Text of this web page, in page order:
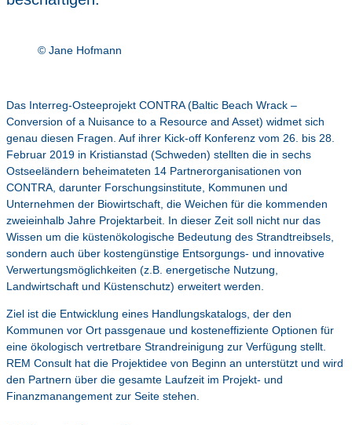
© Jane Hofmann
Das Interreg-Osteeprojekt CONTRA (Baltic Beach Wrack –
Conversion of a Nuisance to a Resource and Asset) widmet sich
genau diesen Fragen. Auf ihrer Kick-off Konferenz vom 26. bis 28.
Februar 2019 in Kristianstad (Schweden) stellten die in sechs
Ostseeländern beheimateten 14 Partnerorganisationen von
CONTRA, darunter Forschungsinstitute, Kommunen und
Unternehmen der Biowirtschaft, die Weichen für die kommenden
zweieinhalb Jahre Projektarbeit. In dieser Zeit soll nicht nur das
Wissen um die küstenökologische Bedeutung des Strandtreibsels,
sondern auch über kostengünstige Entsorgungs- und innovative
Verwertungsmöglichkeiten (z.B. energetische Nutzung,
Landwirtschaft und Küstenschutz) erweitert werden.
Ziel ist die Entwicklung eines Handlungskatalogs, der den
Kommunen vor Ort passgenaue und kosteneffiziente Optionen für
eine ökologisch vertretbare Strandreinigung zur Verfügung stellt.
REM Consult hat die Projektidee von Beginn an unterstützt und wird
den Partnern über die gesamte Laufzeit im Projekt- und
Finanzmanangement zur Seite stehen.